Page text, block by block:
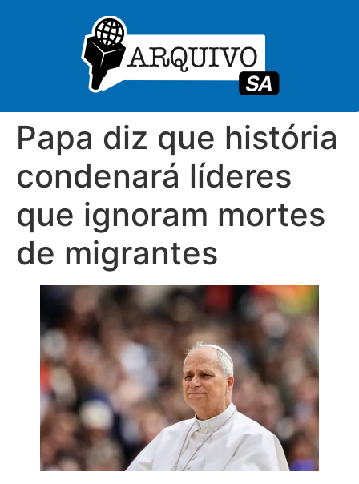
Papa diz que história
condenará líderes
que ignoram mortes
de migrantes